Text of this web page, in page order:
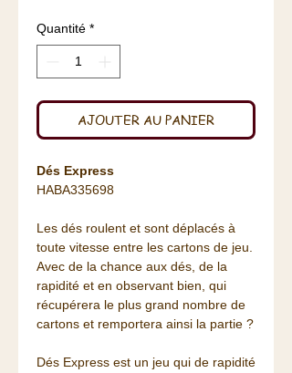
Quantité *
AJOUTER AU PANIER
Dés Express
HABA335698
Les dés roulent et sont déplacés à
toute vitesse entre les cartons de jeu.
Avec de la chance aux dés, de la
rapidité et en observant bien, qui
récupérera le plus grand nombre de
cartons et remportera ainsi la partie ?
Dés Express est un jeu qui de rapidité